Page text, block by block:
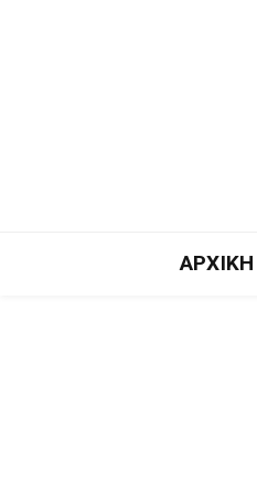
ΑΡΧΙΚΉ